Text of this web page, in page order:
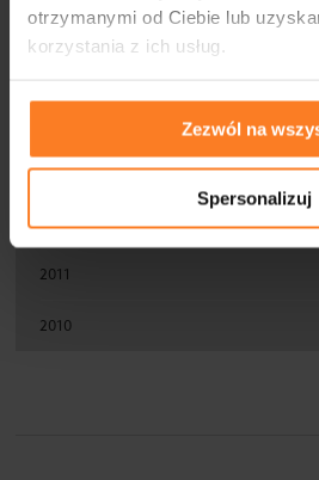
otrzymanymi od Ciebie lub
korzystania z ich usług.
Zezwól na
Spersonalizuj
2016
2013
2012
2011
2010